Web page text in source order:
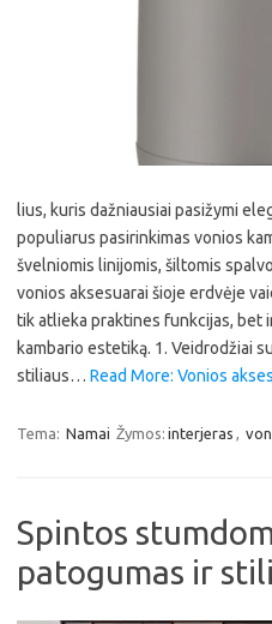
lius, kuris dažniausiai pasižymi
populiarus pasirinkimas vonios
švelniomis linijomis, šiltomis
vonios aksesuarai šioje erdvėje
tik atlieka praktines funkcijas, bet
kambario estetiką. 1. Veidrodžiai
stiliaus… Read More: Vonios
Tema: Namai Žymos: interjeras ,
Spintos
patogumas ir